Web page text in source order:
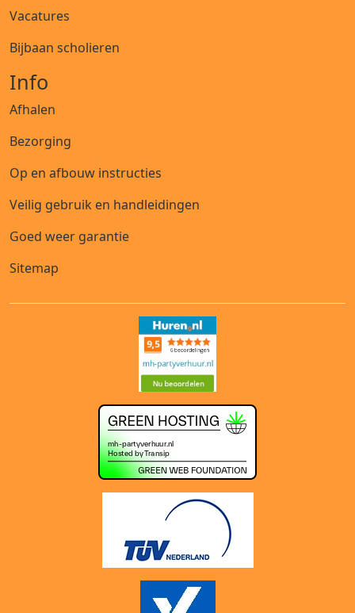
Vacatures
Bijbaan scholieren
Info
Afhalen
Bezorging
Op en afbouw instructies
Veilig gebruik en handleidingen
Goed weer garantie
Sitemap